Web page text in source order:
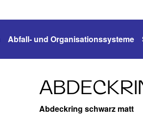
Abfall- und Organisationssysteme
Abdeckring schwarz matt